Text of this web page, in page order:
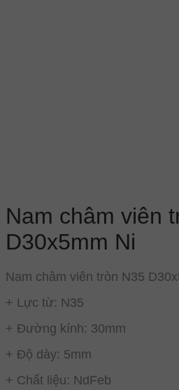
Nam châm viên
D30x5mm Ni
Nam châm viên tròn N35
+ Lực từ: N35
+ Đường kính: 30mm
+ Độ dày: 5mm
+ Chất liệu: NdFeb